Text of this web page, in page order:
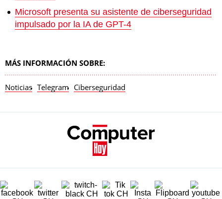
Microsoft presenta su asistente de ciberseguridad
impulsado por la IA de GPT-4
MÁS INFORMACIÓN SOBRE:
Noticias Telegram Ciberseguridad